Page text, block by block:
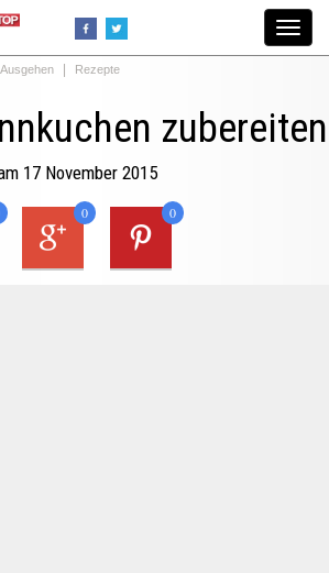
Toggle
Rezepte
zubereiten
17 November 2015
0 0